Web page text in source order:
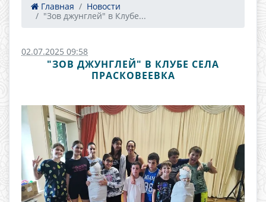
Главная
Новости
"Зов джунглей" в Клубе...
02.07.2025 09:58
"ЗОВ ДЖУНГЛЕЙ" В КЛУБЕ СЕЛА
ПРАСКОВЕЕВКА